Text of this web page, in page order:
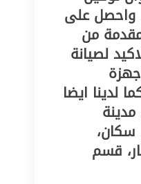
واحصل على
من
لصيانة
لدينا ايضا
قسم